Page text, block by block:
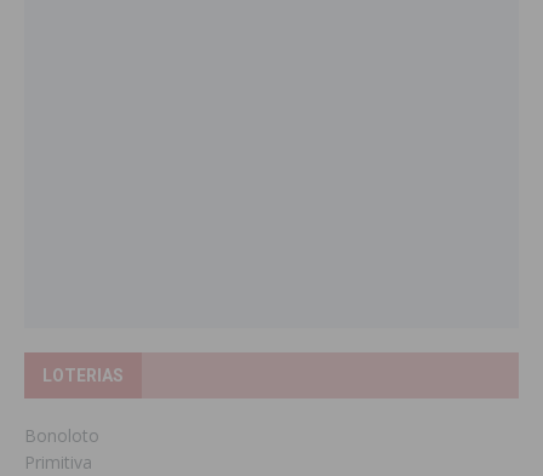
LOTERIAS
Bonoloto
Primitiva